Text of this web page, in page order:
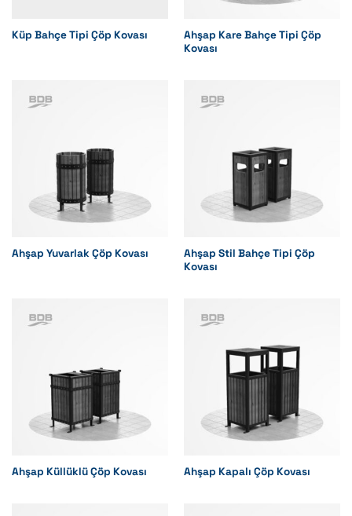
Küp Bahçe Tipi Çöp Kovası
Ahşap Kare Bahçe Tipi Çöp
Kovası
Ahşap Yuvarlak Çöp Kovası
Ahşap Stil Bahçe Tipi Çöp
Kovası
Ahşap Küllüklü Çöp Kovası Ahşap Kapalı Çöp Kovası